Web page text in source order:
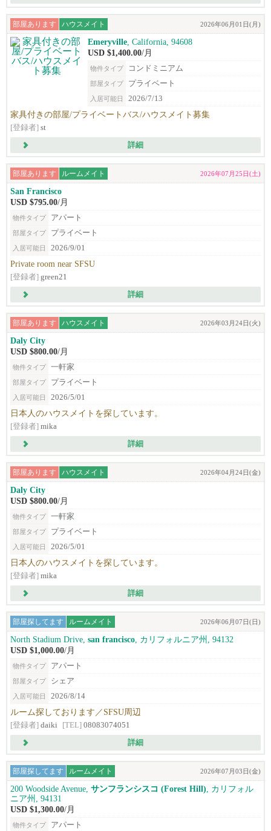
部屋あります ハウスメイト 2026年06月01日(月)
Emeryville , California, 94608
USD $1,400.00/月
物件タイプ コンドミニアム
部屋タイプ プライベート
入居可能日 2026/7/13
家具付きの部屋/プライベートバス/ハウスメイト募集
[登録者] st
詳細
部屋あります ルームメイト 2026年07月25日(土)
San Francisco
USD $795.00/月
物件タイプ アパート
部屋タイプ プライベート
入居可能日 2026/9/01
Private room near SFSU
[登録者] green21
詳細
部屋あります ハウスメイト 2026年03月24日(火)
Daly City
USD $800.00/月
物件タイプ 一軒家
部屋タイプ プライベート
入居可能日 2026/5/01
日本人のハウスメイトを探しています。
[登録者] mika
詳細
部屋あります ハウスメイト 2026年04月24日(金)
Daly City
USD $800.00/月
物件タイプ 一軒家
部屋タイプ プライベート
入居可能日 2026/5/01
日本人のハウスメイトを探しています。
[登録者] mika
詳細
部屋探してます ルームメイト 2026年06月07日(日)
North Stadium Drive, san francisco , カリフォルニア州, 94132
USD $1,000.00/月
物件タイプ アパート
部屋タイプ シェア
入居可能日 2026/8/14
ルーム探しております／SFSU周辺
[登録者] daiki [TEL] 08083074051
詳細
部屋探してます ルームメイト 2026年07月03日(金)
200 Woodside Avenue, サンフランシスコ (Forest Hill) , カリフォル
ニア州, 94131
USD $1,300.00/月
物件タイプ アパート